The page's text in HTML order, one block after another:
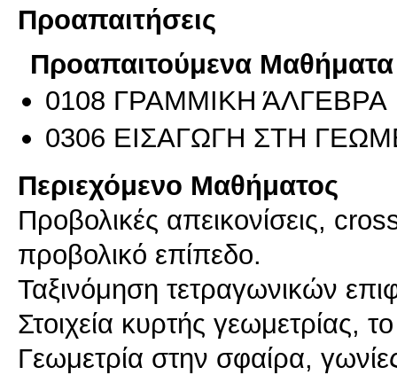
Προαπαιτήσεις
Προαπαιτούμενα Μαθήματα
0108 ΓΡΑΜΜΙΚΗ ΆΛΓΕΒΡΑ
0306 ΕΙΣΑΓΩΓΗ ΣΤΗ
Περιεχόμενο Μαθήματος
Προβολικές απεικονίσεις,
προβολικό επίπεδο.
Ταξινόμηση τετραγωνικών
Στοιχεία κυρτής γεωμετρίας,
Γεωμετρία στην σφαίρα,